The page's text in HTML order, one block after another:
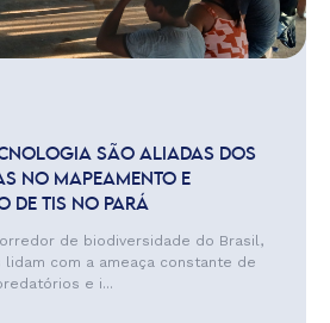
SÃO ALIADAS DOS
NO MAPEAMENTO E
DE TIS NO PARÁ
de biodiversidade do Brasil,
com a ameaça constante de
e i...